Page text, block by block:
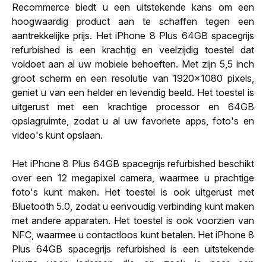
Recommerce biedt u een uitstekende kans om een
hoogwaardig product aan te schaffen tegen een
aantrekkelijke prijs. Het iPhone 8 Plus 64GB spacegrijs
refurbished is een krachtig en veelzijdig toestel dat
voldoet aan al uw mobiele behoeften. Met zijn 5,5 inch
groot scherm en een resolutie van 1920x1080 pixels,
geniet u van een helder en levendig beeld. Het toestel is
uitgerust met een krachtige processor en 64GB
opslagruimte, zodat u al uw favoriete apps, foto's en
video's kunt opslaan.
Het iPhone 8 Plus 64GB spacegrijs refurbished beschikt
over een 12 megapixel camera, waarmee u prachtige
foto's kunt maken. Het toestel is ook uitgerust met
Bluetooth 5.0, zodat u eenvoudig verbinding kunt maken
met andere apparaten. Het toestel is ook voorzien van
NFC, waarmee u contactloos kunt betalen. Het iPhone 8
Plus 64GB spacegrijs refurbished is een uitstekende